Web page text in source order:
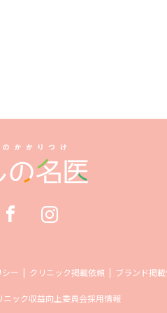
ー クリニック掲載依頼 ブランド掲
ニック収益向上委員会採用情報